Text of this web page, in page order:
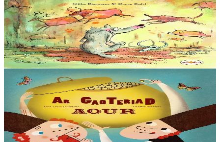
Ar bleiz droch e skol ar chaseourien
Emgav en deus ar Bleiz Droch hiziv gant ar chaseour brudet Krog-
e-barzh. Gant alioù fur ar chaseour meur eo sur d’ober berzh. N’eus
nemet derc’hel soñj : ar fri...
Er stok13,00 €
6 vloaz hag ouzhpenn
Sav-heol
Ar gaoteriad aour
En ur gêriadenn eus Rusia e oa daou vreur o chom. Boris, ar breur
henañ, a oa paotr fin, met Yakov a oa berr e spered. Un deiz o doa
kavet un teñzor. Ha neuze…